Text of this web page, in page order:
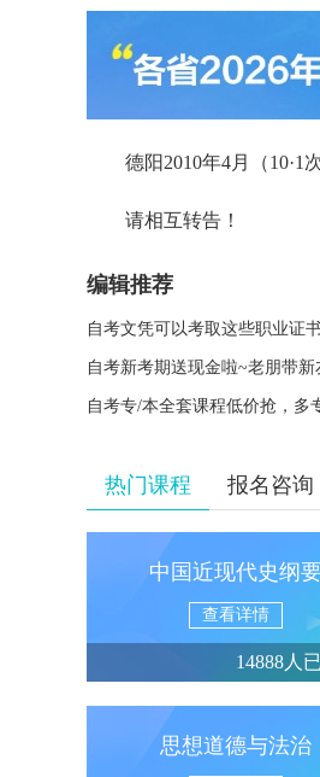
德阳2010年4月（10·1次
请相互转告！
编辑推荐
自考文凭可以考取这些职业证书
自考新考期送现金啦~老朋带新
自考专/本全套课程低价抢，多
热门课程 报名咨询
中国近现代史纲
查看详情
14888人
思想道德与法治